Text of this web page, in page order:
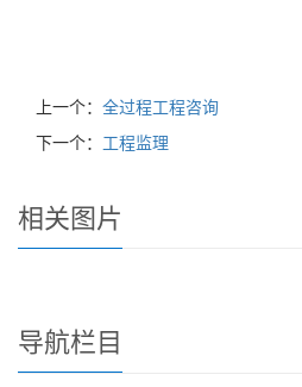
上一个： 全过程工程咨询
下一个： 工程监理
相关图片
导航栏目